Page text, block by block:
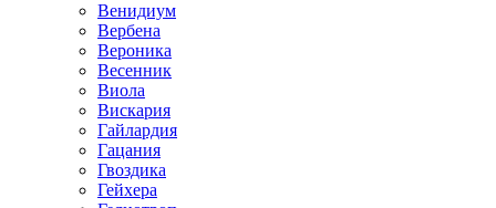
Венидиум
Вербена
Вероника
Весенник
Виола
Вискария
Гайлардия
Гацания
Гвоздика
Гейхера